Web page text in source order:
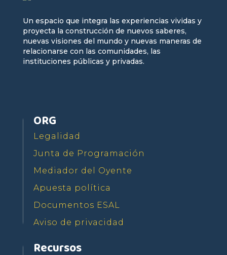
Un espacio que integra las experiencias vividas y
proyecta la construcción de nuevos saberes,
nuevas visiones del mundo y nuevas maneras de
relacionarse con las comunidades, las
instituciones públicas y privadas.
ORG
Legalidad
Junta de Programación
Mediador del Oyente
Apuesta política
Documentos ESAL
Aviso de privacidad
Recursos